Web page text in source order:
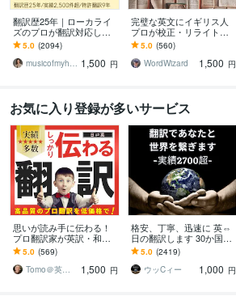
翻訳歴25年｜ローカライ
ズのプロが翻訳対応しま
す 翻訳を超えたローカラ
イゼーションで自然な表
現に仕上げます
5.0 (2094)
musicofmyheart 1,500 円
完璧な英文にイギリス人
プロが校正・リライトし
ます プロ歴40年！伝わる
だけでなく、読む人を惹
きつける英文に。
5.0 (560)
WordWizard
1,500 円
お気に入り登録が多いサービス
思いが読み手に伝わる！
プロ翻訳家が英訳・和訳
します 実績多数！国内外
で実務翻訳歴10年！高品
質・安価・高い信頼性
5.0 (569)
Tomo＠英語翻訳家
1,500 円
格安、丁寧、迅速に 英⇔
日の翻訳します 30か国世
界を飛び回った経験を活
かし、あなたと世界を繋
ぎます
5.0 (2419)
ウッCィー
1,000 円